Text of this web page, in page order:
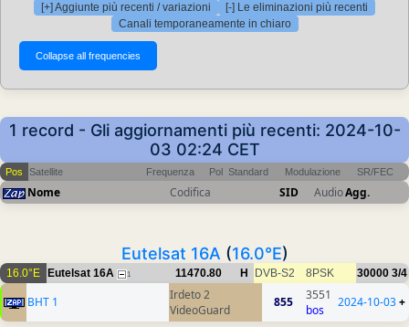
[+] Aggiunte più recenti / variazioni
[-] Le eliminazioni più recenti
Canali temporaneamente in chiaro
1 record - Gli aggiornamenti più recenti: 2024-10-
03 02:24 CET
Pos Satellite Frequenza Pol Standard Modulazione SR/FEC
Nome Codifica SID AudioAgg.
Eutelsat 16A (16.0°E)
16.0°E Eutelsat 16A 1 11470.80 H DVB-S2 8PSK 30000 3/4
BHT 1
Irdeto 2
VideoGuard
855
3551
bos
2024-10-03+